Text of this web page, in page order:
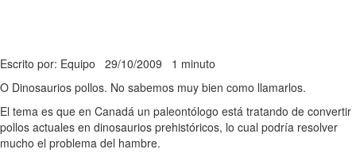
Escrito por: Equipo 29/10/2009 1 minuto
O Dinosaurios pollos. No sabemos muy bien como llamarlos.
El tema es que en Canadá un paleontólogo está tratando de convertir
pollos actuales en dinosaurios prehistóricos, lo cual podría resolver
mucho el problema del hambre.